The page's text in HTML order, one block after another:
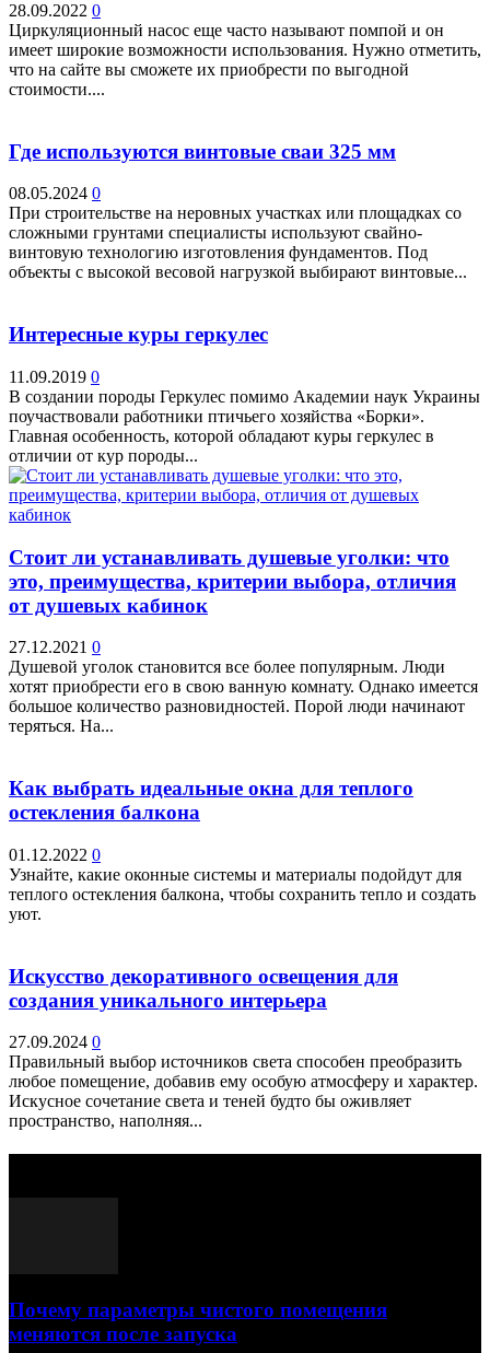
28.09.2022 0
Циркуляционный насос еще часто называют помпой и он
имеет широкие возможности использования. Нужно отметить,
что на сайте вы сможете их приобрести по выгодной
стоимости....
Где используются винтовые сваи 325 мм
08.05.2024 0
При строительстве на неровных участках или площадках со
сложными грунтами специалисты используют свайно-
винтовую технологию изготовления фундаментов. Под
объекты с высокой весовой нагрузкой выбирают винтовые...
Интересные куры геркулес
11.09.2019 0
В создании породы Геркулес помимо Академии наук Украины
поучаствовали работники птичьего хозяйства «Борки».
Главная особенность, которой обладают куры геркулес в
отличии от кур породы...
Стоит ли устанавливать душевые уголки: что
это, преимущества, критерии выбора, отличия
от душевых кабинок
27.12.2021 0
Душевой уголок становится все более популярным. Люди
хотят приобрести его в свою ванную комнату. Однако имеется
большое количество разновидностей. Порой люди начинают
теряться. На...
Как выбрать идеальные окна для теплого
остекления балкона
01.12.2022 0
Узнайте, какие оконные системы и материалы подойдут для
теплого остекления балкона, чтобы сохранить тепло и создать
уют.
Искусство декоративного освещения для
создания уникального интерьера
27.09.2024 0
Правильный выбор источников света способен преобразить
любое помещение, добавив ему особую атмосферу и характер.
Искусное сочетание света и теней будто бы оживляет
пространство, наполняя...
Почему параметры чистого помещения
меняются после запуска